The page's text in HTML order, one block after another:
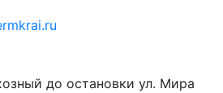
до остановки ул. Мира